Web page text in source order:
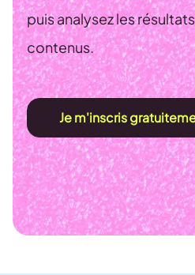
puis analysez les
contenus.
Je m'inscris